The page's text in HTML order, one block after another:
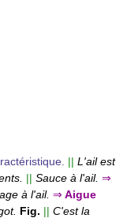
|| L'ail est
|| Sauce à l'ail. ⇒
à l'ail. ⇒ Aigue
Fig. || C'est la